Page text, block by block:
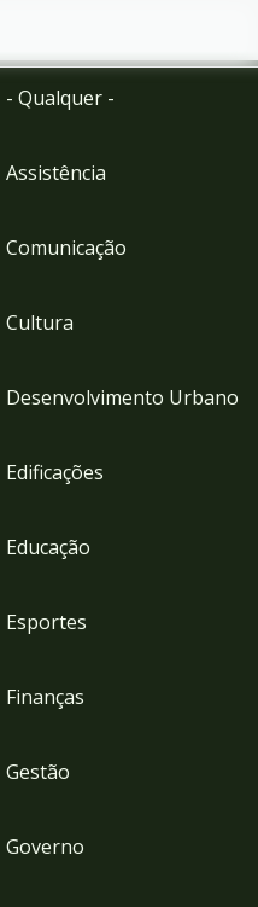
- Qualquer -
Assistência
Comunicação
Cultura
Desenvolvimento Urbano
Edificações
Educação
Esportes
Finanças
Gestão
Governo